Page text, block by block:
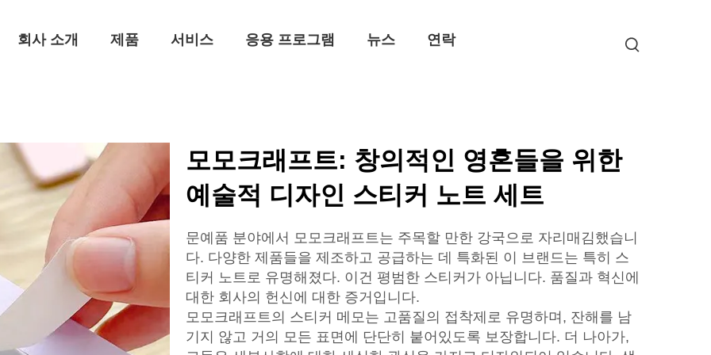
회사 소개 제품 서비스 응용 프로그램 뉴스 연락
모모크래프트: 창의적인 영혼들을 위한
예술적 디자인 스티커 노트 세트
문예품 분야에서 모모크래프트는 주목할 만한 강국으로 자리매김했습니
다. 다양한 제품들을 제조하고 공급하는 데 특화된 이 브랜드는 특히 스
티커 노트로 유명해졌다. 이건 평범한 스티커가 아닙니다. 품질과 혁신에
대한 회사의 헌신에 대한 증거입니다.
모모크래프트의 스티커 메모는 고품질의 접착제로 유명하며, 잔해를 남
기지 않고 거의 모든 표면에 단단히 붙어있도록 보장합니다. 더 나아가,